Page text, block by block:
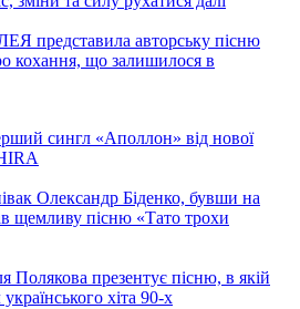
представила авторську пісню
кохання, що залишилося в
сингл «Аполлон» від нової
Олександр Біденко, бувши на
щемливу пісню «Тато трохи
Полякова презентує пісню, в якій
хіта 90-х